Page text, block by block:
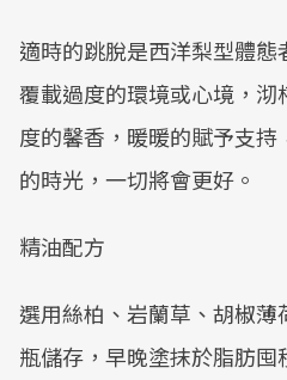
適時的跳脫是西洋梨型體
覆載過度的環境或心境，
度的馨香，暖暖的賦予支
的時光，一切將會更好。
精油配方
選用絲柏、岩蘭草、胡椒
瓶儲存，早晚塗抹於脂肪囤